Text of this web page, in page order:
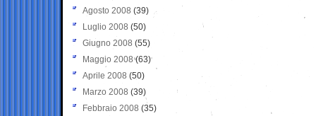
Agosto 2008 (39)
Luglio 2008 (50)
Giugno 2008 (55)
Maggio 2008(63)
Aprile 2008 (50)
Marzo 2008 (39)
Febbraio 2008 (35)